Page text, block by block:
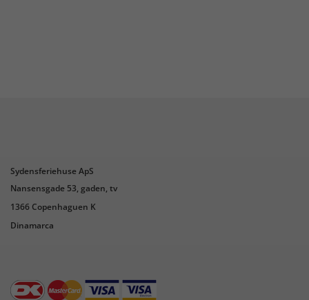
Sydensferiehuse ApS
Nansensgade 53, gaden, tv
1366 Copenhaguen K
Dinamarca